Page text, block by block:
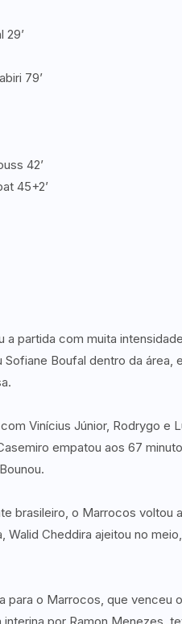
79’
42’
45+2’
partida com muita
Sofiane Boufal dentro da
Vinícius Júnior, Rodrygo
empatou aos 67
brasileiro, o Marrocos voltou
Walid Cheddira ajeitou no
para o Marrocos, que venceu